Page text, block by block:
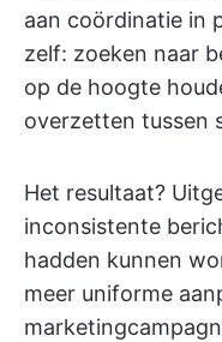
aan coördinatie in
zelf: zoeken naar
op de hoogte
overzetten tussen
Het resultaat?
inconsistente
hadden kunnen
meer uniforme